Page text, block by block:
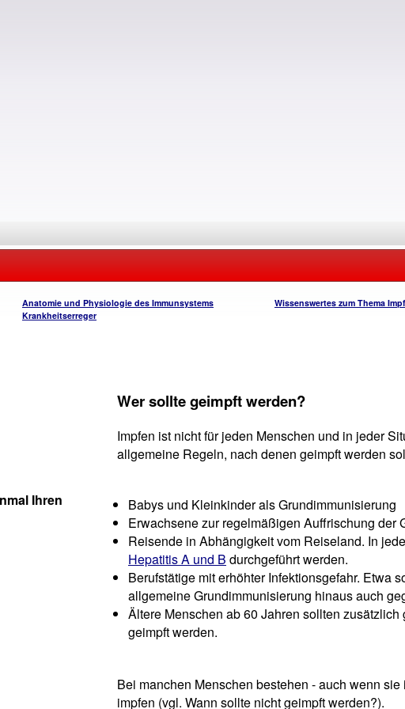
Anatomie und Physiologie des Immunsystems
Krankheitserreger
Wissenswertes zum Thema
Wer sollte geimpft werden?
Impfen ist nicht für jeden Menschen und in jeder
allgemeine Regeln, nach denen geimpft werden
Ihren
Babys und Kleinkinder als Grundimmunisierung
Erwachsene zur regelmäßigen Auffrischung der
Reisende in Abhängigkeit vom Reiseland. In
Hepatitis A und B durchgeführt werden.
Berufstätige mit erhöhter Infektionsgefahr. Etwa
allgemeine Grundimmunisierung hinaus auch
Ältere Menschen ab 60 Jahren sollten zusätzlich
geimpft werden.
Bei manchen Menschen bestehen - auch wenn
impfen (vgl. Wann sollte nicht geimpft werden?).